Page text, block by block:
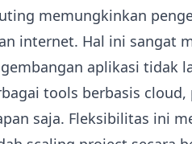
memungkinkan
internet. Hal ini sangat
aplikasi tidak
tools berbasis
saja. Fleksibilitas ini